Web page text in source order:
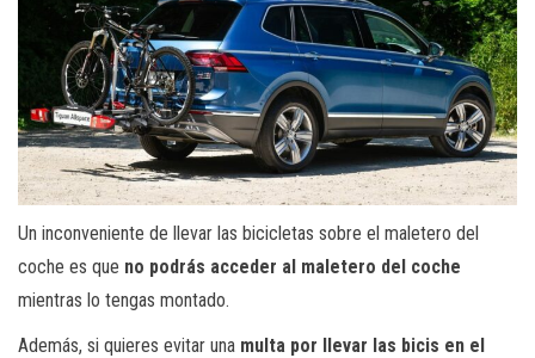
Un inconveniente de llevar las bicicletas sobre el maletero del
coche es que no podrás acceder al maletero del coche
mientras lo tengas montado.
Además, si quieres evitar una multa por llevar las bicis en el